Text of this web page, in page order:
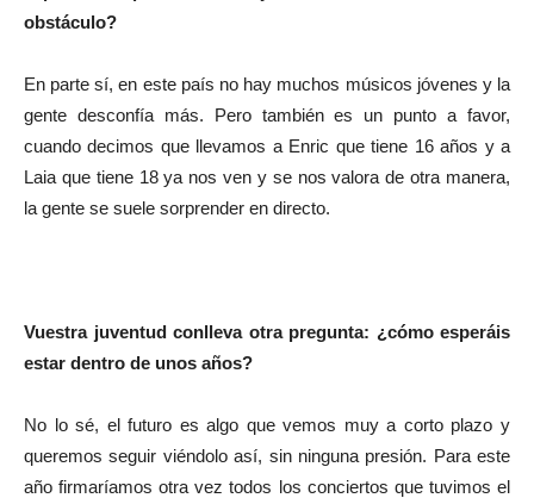
obstáculo?
En parte sí, en este país no hay muchos músicos jóvenes y la
gente desconfía más. Pero también es un punto a favor,
cuando decimos que llevamos a Enric que tiene 16 años y a
Laia que tiene 18 ya nos ven y se nos valora de otra manera,
la gente se suele sorprender en directo.
Vuestra juventud conlleva otra pregunta: ¿cómo esperáis
estar dentro de unos años?
No lo sé, el futuro es algo que vemos muy a corto plazo y
queremos seguir viéndolo así, sin ninguna presión. Para este
año firmaríamos otra vez todos los conciertos que tuvimos el